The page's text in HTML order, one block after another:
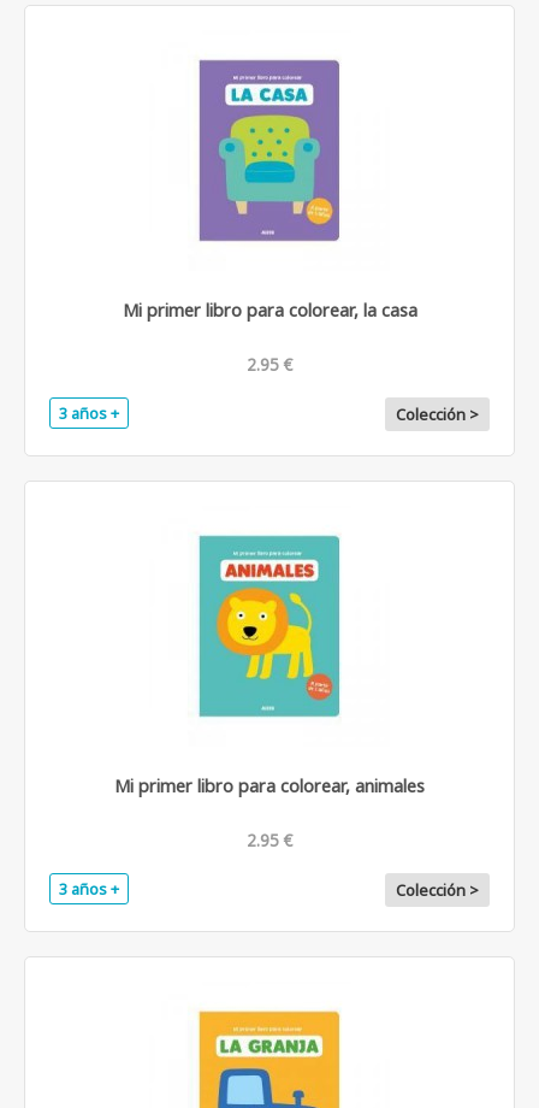
Mi primer libro para colorear, la casa
2.95 €
3 años + Colección >
Mi primer libro para colorear, animales
2.95 €
3 años + Colección >